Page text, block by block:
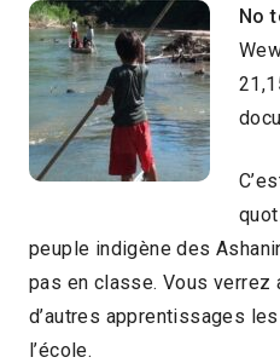
No
peuple indigène des
pas en classe. Vous verrez
d’autres apprentissages
l’école.